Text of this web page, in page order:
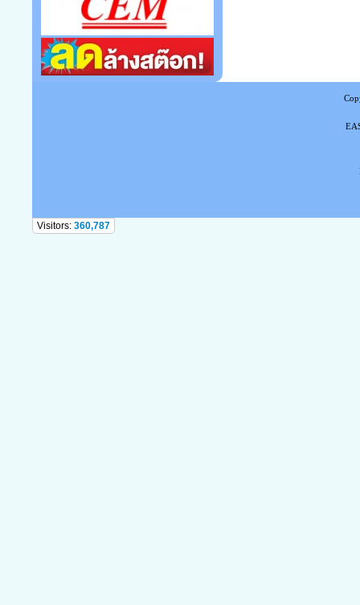
Visitors: 360,787